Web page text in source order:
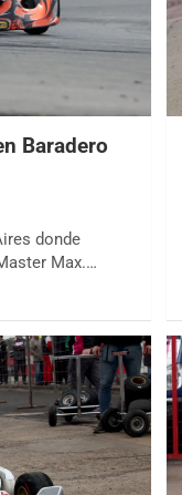
Baradero
donde
Max.…